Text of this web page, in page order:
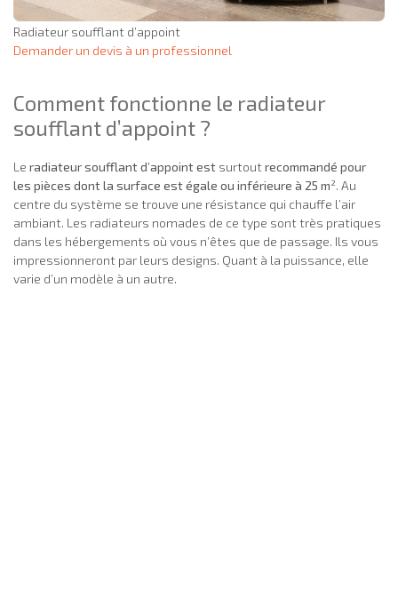
Radiateur soufflant d’appoint
Demander un devis à un professionnel
Comment fonctionne le radiateur
soufflant d’appoint ?
Le radiateur soufflant d’appoint est surtoutrecommandé pour
les pièces dont la surface est égale ou inférieure à 25 m². Au
centre du système se trouve une résistance qui chauffe l’air
ambiant. Les radiateurs nomades de ce type sont très pratiques
dans les hébergements où vous n’êtes que de passage. Ils vous
impressionneront par leurs designs. Quant à la puissance, elle
varie d’un modèle à un autre.